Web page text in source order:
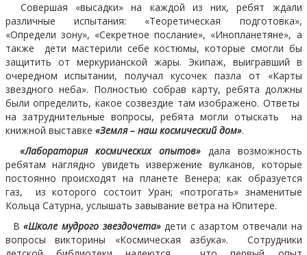
Совершая «высадки» на каждой из них, ребят ждали
различные испытания: «Теоретическая подготовка»,
«Определи зону», «Секретное послание», «Инопланетяне», а
также дети мастерили себе костюмы, которые смогли бы
защитить от меркурианской жары. Экипаж, выигравший в
очередном испытании, получал кусочек пазла от «Карты
звездного неба». Полностью собрав карту, ребята должны
были определить, какое созвездие там изображено. Ответы
на затруднительные вопросы, ребята могли отыскать на
книжной выставке «Земля – наш космический дом».
«Лаборатория космических опытов»дала возможность
ребятам наглядно увидеть извержение вулканов, которые
постоянно происходят на планете Венера; как образуется
газ, из которого состоит Уран; «потрогать» знаменитые
Кольца Сатурна, услышать завывание ветра на Юпитере.
В«Школе мудрого звездочета»дети с азартом отвечали на
вопросы викторины «Космическая азбука». Сотрудники